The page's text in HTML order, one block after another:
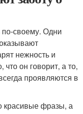
своему. Одни
нежность и
он говорит, а то,
проявляются в
красивые фразы, а